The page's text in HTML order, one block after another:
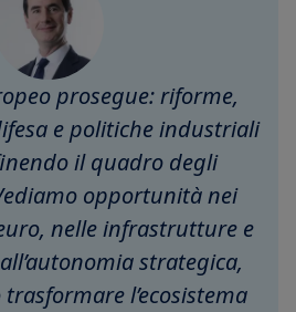
prosegue: riforme,
e politiche industriali
il quadro degli
opportunità nei
nelle infrastrutture e
strategica,
l’ecosistema